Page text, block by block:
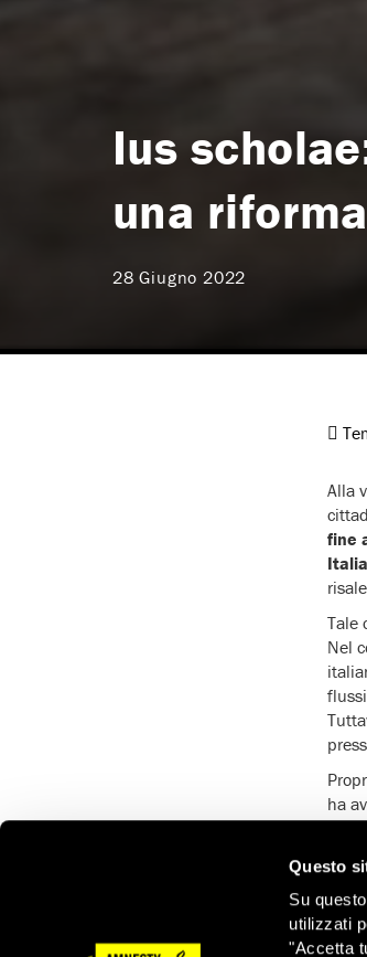
Questo
Su
utilizzati
"Accetta
Ius
una
28 Giugno 2022
Alla
fine
Italia
Tale
Nel
ha
Il